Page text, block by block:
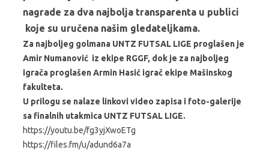
nagrade za dva najbolja transparenta u publici
koje su uručena našim gledateljkama.
Za najboljeg golmana UNTZ FUTSAL LIGE proglašen je
Amir Numanović iz ekipe RGGF, dok je za najboljeg
igrača proglašen Armin Hasić igrač ekipe Mašinskog
fakulteta.
U prilogu se nalaze linkovi video zapisa i foto-galerije
sa finalnih utakmica UNTZ FUTSAL LIGE.
https://youtu.be/fg3yjXwoETg
https://files.fm/u/adund6a7a